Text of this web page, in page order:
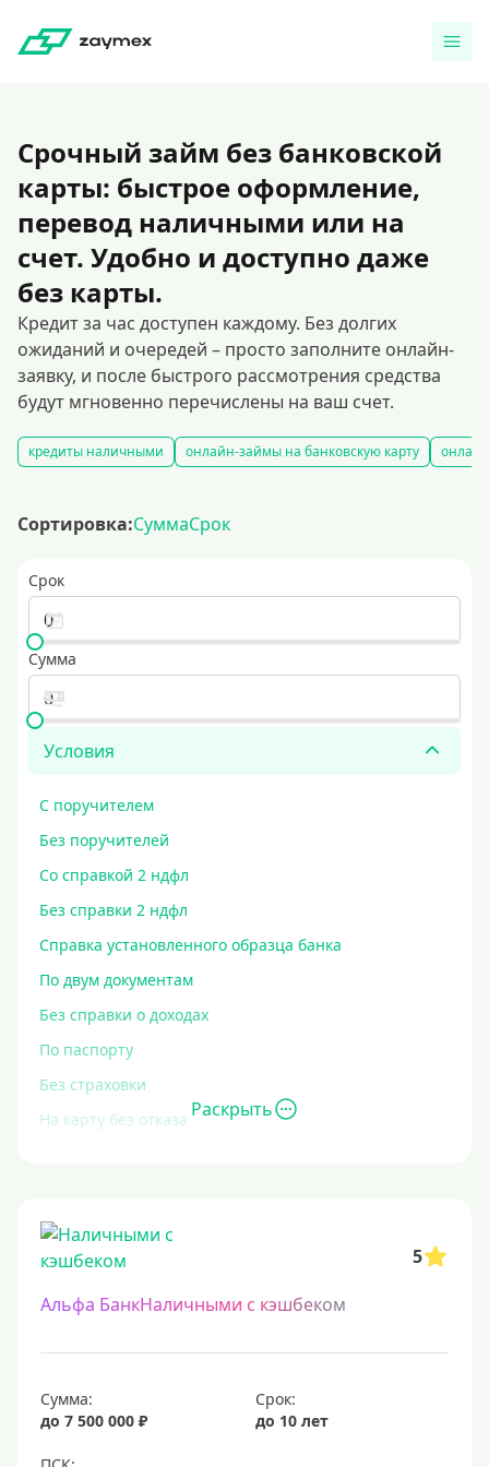
Срочный займ без банковской
карты: быстрое оформление,
перевод наличными или на
счет. Удобно и доступно даже
без карты.
Кредит за час доступен каждому. Без долгих
ожиданий и очередей – просто заполните онлайн-
заявку, и после быстрого рассмотрения средства
будут мгновенно перечислены на ваш счет.
кредиты наличными онлайн-займы на банковскую карту
Сортировка:СуммаСрок
Срок
Сумма
Условия
С поручителем
Без поручителей
Со справкой 2 ндфл
Без справки 2 ндфл
Справка установленного образца банка
По двум документам
Без справки о доходах
По паспорту
Без страховки
На карту без отказа
С высоким уровнем кредитных обязательств
Экспресс
За час
С просрочками
Без кредитной истории
Раскрыть
5
Альфа БанкНаличными с кэшбеком
Сумма:
до 7 500 000 ₽
Срок:
до 10 лет